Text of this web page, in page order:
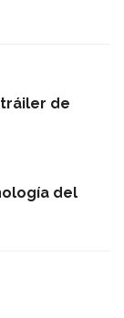
tráiler de
del